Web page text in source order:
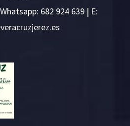
682 924 639 | E:
se.ze
rejzu
rcare